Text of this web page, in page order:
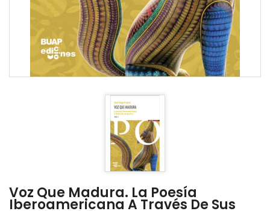
Voz Que Madura. La Poesía
Iberoamericana A Través De Sus